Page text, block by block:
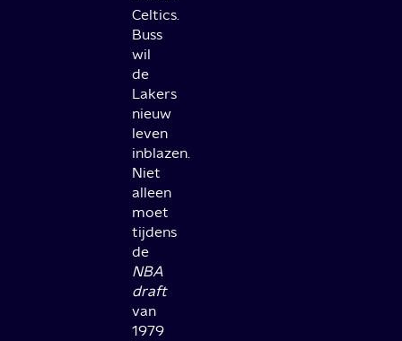
Celtics.
Buss
wil
de
Lakers
nieuw
leven
inblazen.
Niet
alleen
moet
tijdens
de
NBA
draft
van
1979